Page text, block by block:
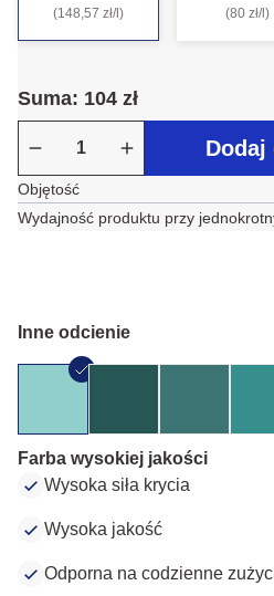
(148,57 zł/l) (80 zł/l)
Suma: 104 zł
Dodaj
Objętość
Wydajność produktu przy
Inne odcienie
Farba wysokiej jakości
Wysoka siła krycia
Wysoka jakość
Odporna na codzienne